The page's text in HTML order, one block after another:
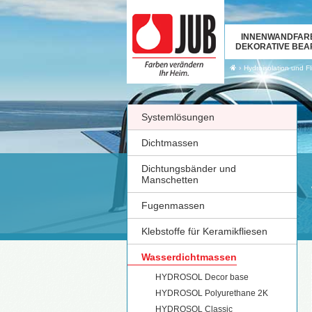
DEKORATIVE
› Hydroisolation und
Systemlösungen
Dichtmassen
Dichtungsbänder und
Manschetten
Fugenmassen
Klebstoffe für Keramikfliesen
Wasserdichtmassen
HYDROSOL Decor base
HYDROSOL Polyurethane 2K
HYDROSOL Classic